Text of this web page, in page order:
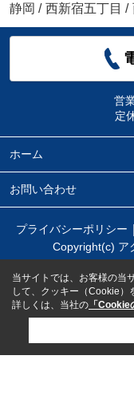
静岡 / 西新宿五丁目 /
営
定
ホーム
お問い合わせ
プライバシーポリシー
Copyright(c) ア
当サイトでは、お客様の当
して、クッキー（Cookie）
詳しくは、当社の 「Cookie